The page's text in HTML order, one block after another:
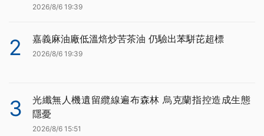
2026/8/6 19:39
2 嘉義麻油廠低溫焙炒苦茶油 仍驗出苯駢芘超標
2026/8/6 19:39
3
光纖無人機遺留纜線遍布森林 烏克蘭指控造成生態
隱憂
2026/8/6 15:51